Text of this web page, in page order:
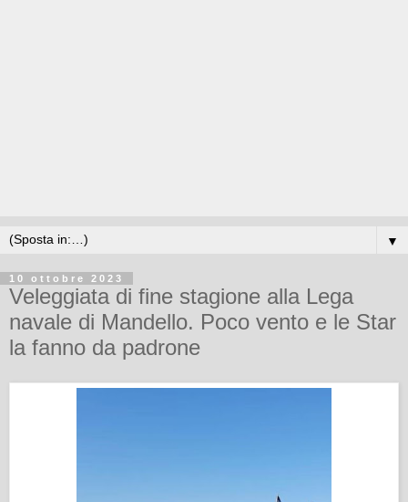
▼
10 ottobre 2023
Veleggiata di fine stagione alla Lega
navale di Mandello. Poco vento e le Star
la fanno da padrone